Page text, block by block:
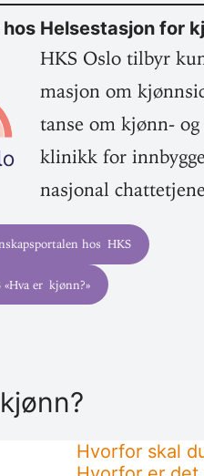
hos Helse­stasjon for
HKS Oslo tilbyr
masjon om
tanse om kjønn-
klinikk for
nasjonal
hos HKS
er kjønn?»
Hvorfor skal